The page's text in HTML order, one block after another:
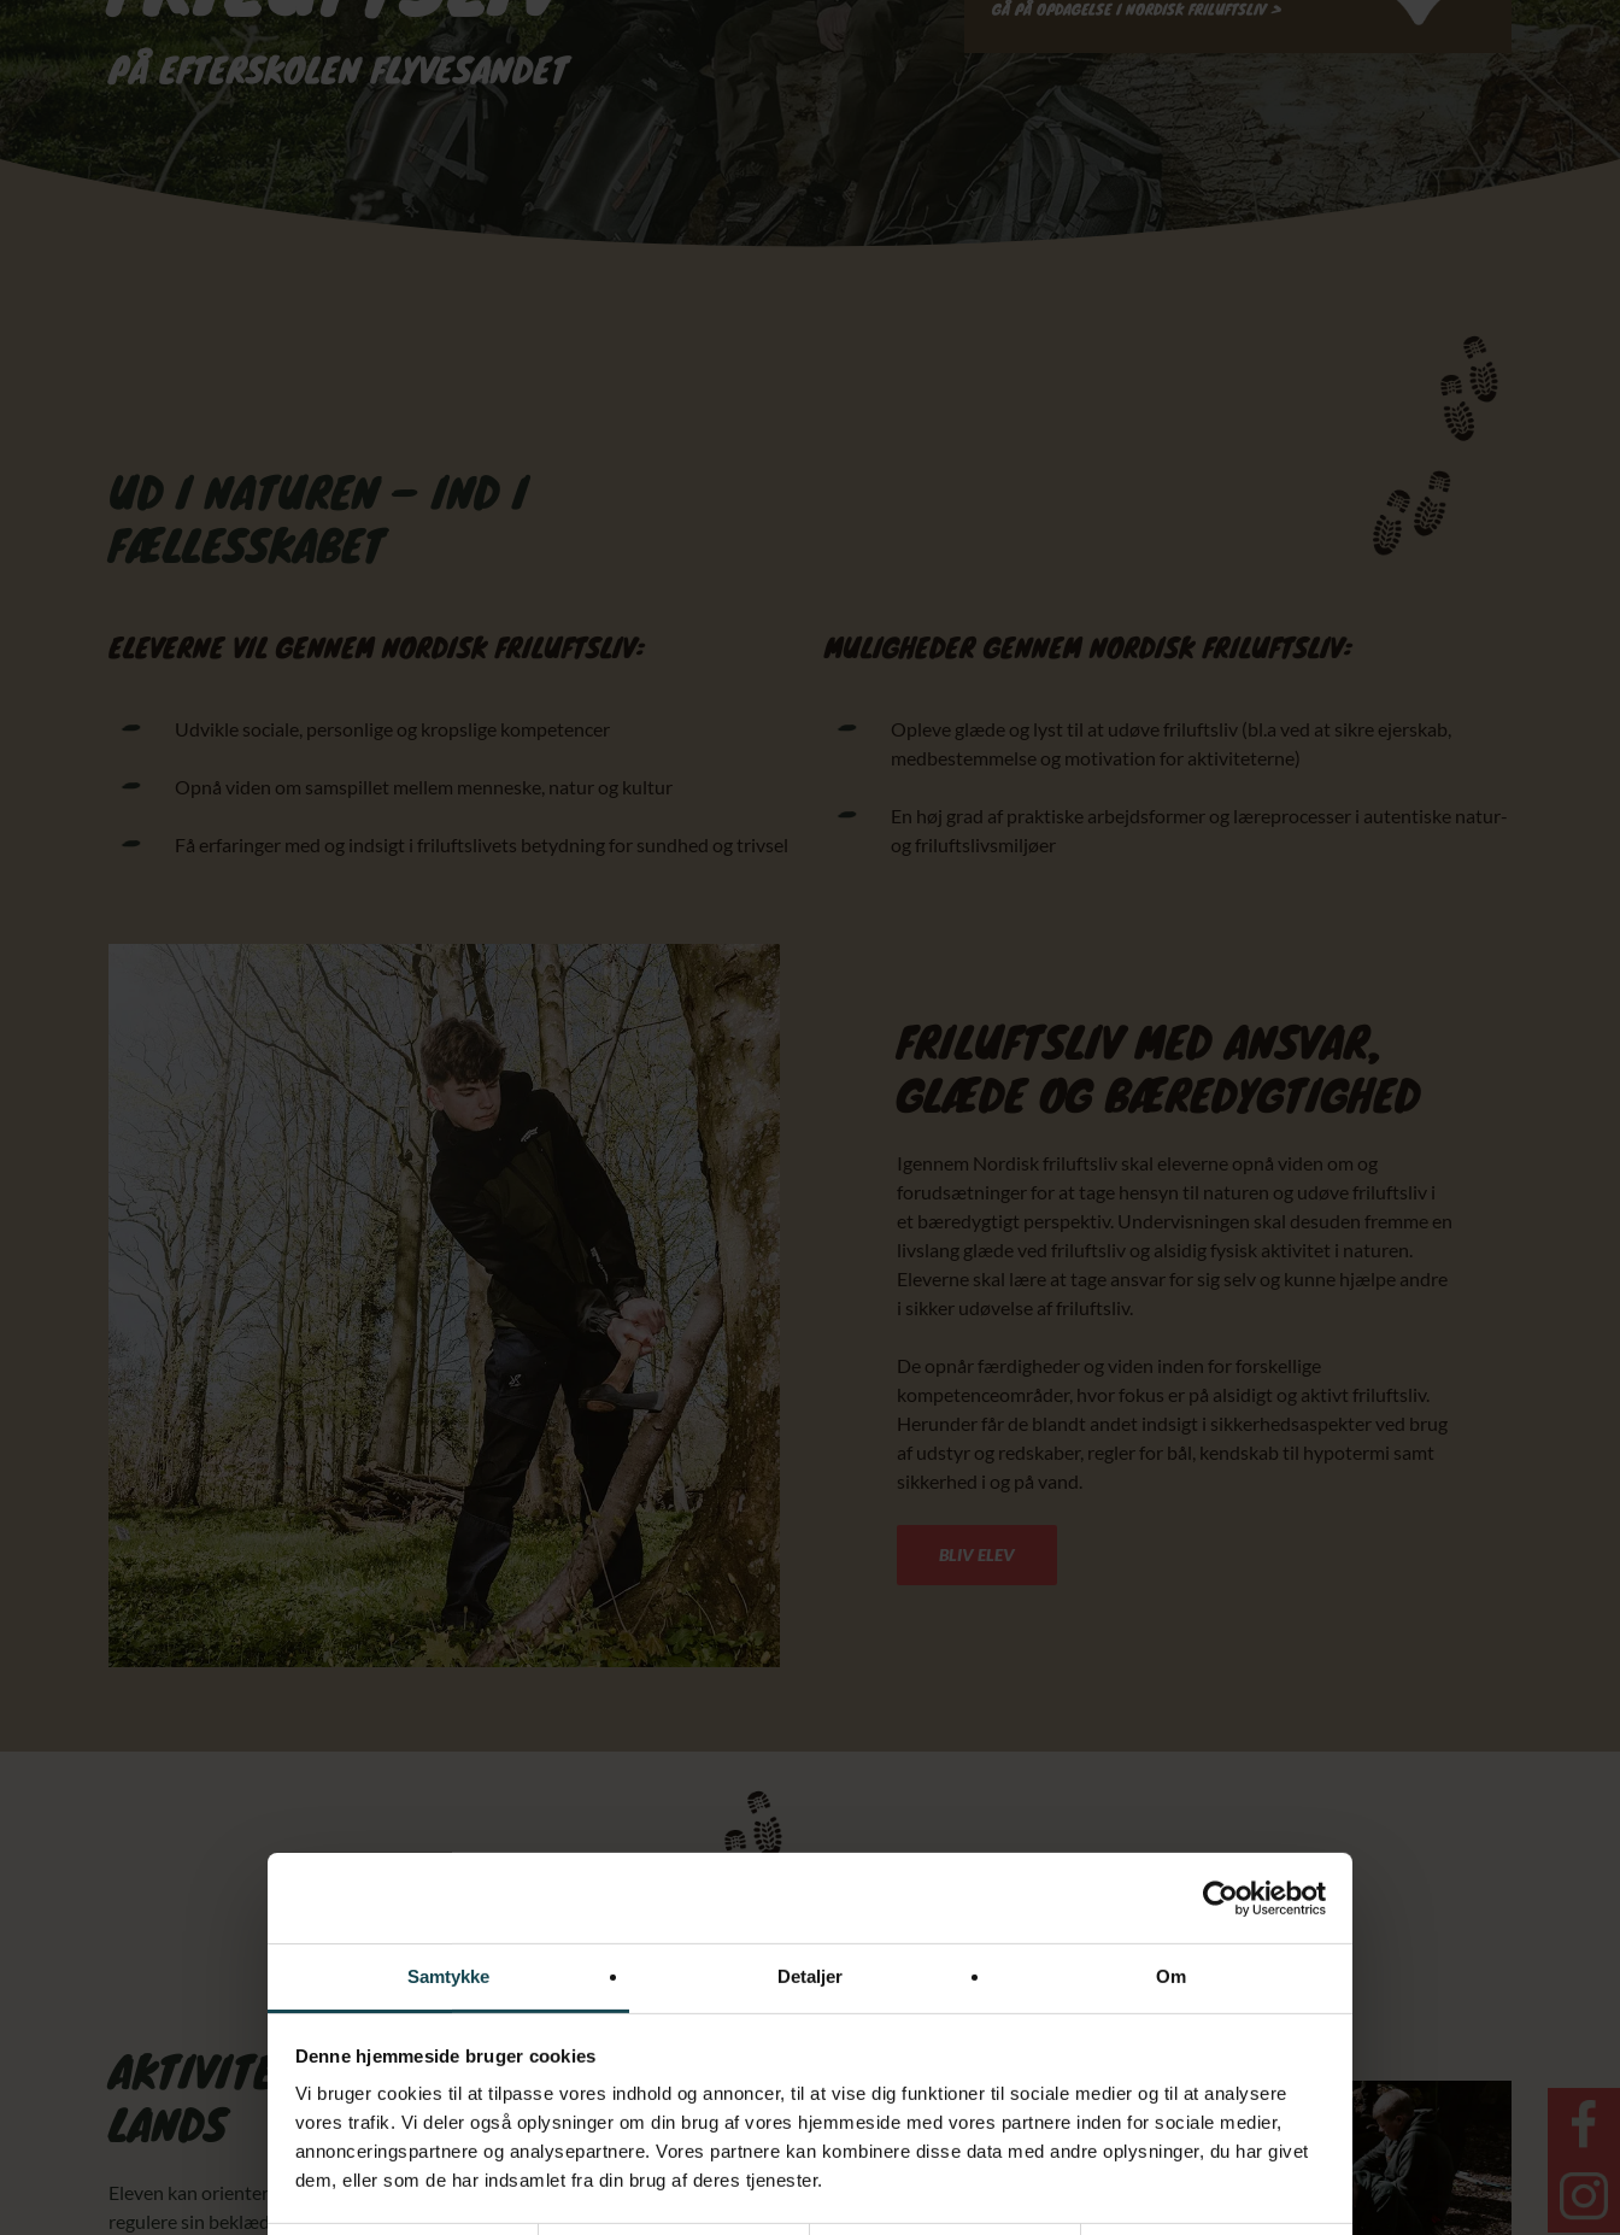
Samtykke Detaljer Om
Denne hjemmeside bruger cookies
Vi bruger cookies til at tilpasse vores indhold og annoncer, til at vise dig funktioner til sociale medier og til at analysere
vores trafik. Vi deler også oplysninger om din brug af vores hjemmeside med vores partnere inden for sociale medier,
annonceringspartnere og analysepartnere. Vores partnere kan kombinere disse data med andre oplysninger, du har givet
dem, eller som de har indsamlet fra din brug af deres tjenester.
PÅ EFTERSKOLEN FLYVESANDET
GÅ PÅ OPDAGELSE I NORDISK FRILUFTSLIV >
UD I NATUREN – IND I
FÆLLESSKABET
ELEVERNE VIL GENNEM NORDISK FRILUFTSLIV:
Udvikle sociale, personlige og kropslige kompetencer
Opnå viden om samspillet mellem menneske, natur og kultur
Få erfaringer med og indsigt i friluftslivets betydning for sundhed og trivsel
MULIGHEDER GENNEM NORDISK FRILUFTSLIV:
Opleve glæde og lyst til at udøve friluftsliv (bl.a ved at sikre ejerskab,
medbestemmelse og motivation for aktiviteterne)
En høj grad af praktiske arbejdsformer og læreprocesser i autentiske natur-
og friluftslivsmiljøer
FRILUFTSLIV MED ANSVAR,
GLÆDE OG BÆREDYGTIGHED
Igennem Nordisk friluftsliv skal eleverne opnå viden om og
forudsætninger for at tage hensyn til naturen og udøve friluftsliv i
et bæredygtigt perspektiv. Undervisningen skal desuden fremme en
livslang glæde ved friluftsliv og alsidig fysisk aktivitet i naturen.
Eleverne skal lære at tage ansvar for sig selv og kunne hjælpe andre
i sikker udøvelse af friluftsliv.
De opnår færdigheder og viden inden for forskellige
kompetenceområder, hvor fokus er på alsidigt og aktivt friluftsliv.
Herunder får de blandt andet indsigt i sikkerhedsaspekter ved brug
af udstyr og redskaber, regler for bål, kendskab til hypotermi samt
sikkerhed i og på vand.
BLIV ELEV
AKTIVITETER TIL VANDS OG TIL
LANDS
Eleven kan orientere sig i naturen ud fra kort, kompas og digitale virkemidler og kan
regulere sin beklædning efter princippet om at være tør og varm. Eleven får viden
GAMMEL ELEVDAG 2026
ET DØGN PÅ EFTERSKOLEN